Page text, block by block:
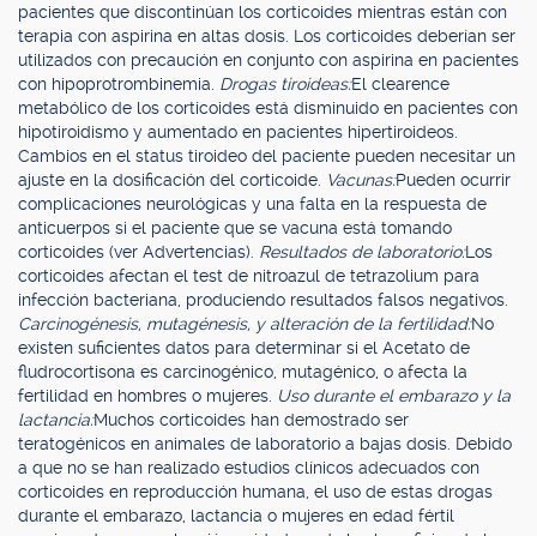
pacientes que discontinúan los corticoides mientras están con
terapia con aspirina en altas dosis. Los corticoides deberían ser
utilizados con precaución en conjunto con aspirina en pacientes
con hipoprotrombinemia. Drogas tiroideas:El clearence
metabólico de los corticoides está disminuido en pacientes con
hipotiroidismo y aumentado en pacientes hipertiroideos.
Cambios en el status tiroideo del paciente pueden necesitar un
ajuste en la dosificación del corticoide. Vacunas:Pueden ocurrir
complicaciones neurológicas y una falta en la respuesta de
anticuerpos si el paciente que se vacuna está tomando
corticoides (ver Advertencias). Resultados de laboratorio:Los
corticoides afectan el test de nitroazul de tetrazolium para
infección bacteriana, produciendo resultados falsos negativos.
Carcinogénesis, mutagénesis, y alteración de la fertilidad:No
existen suficientes datos para determinar si el Acetato de
fludrocortisona es carcinogénico, mutagénico, o afecta la
fertilidad en hombres o mujeres. Uso durante el embarazo y la
lactancia:Muchos corticoides han demostrado ser
teratogénicos en animales de laboratorio a bajas dosis. Debido
a que no se han realizado estudios clínicos adecuados con
corticoides en reproducción humana, el uso de estas drogas
durante el embarazo, lactancia o mujeres en edad fértil